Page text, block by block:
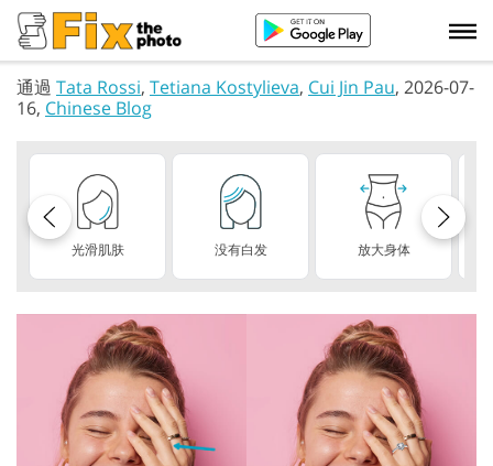
通過 Tata Rossi, Tetiana Kostylieva, Cui Jin Pau, 2026-07-
16, Chinese Blog
光滑肌肤 没有白发 放大身体